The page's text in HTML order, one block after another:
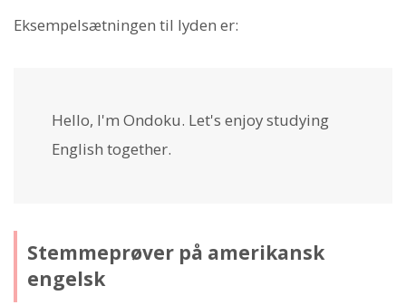
Eksempelsætningen til lyden er:
Hello, I'm Ondoku. Let's enjoy studying
English together.
Stemmeprøver på amerikansk
engelsk